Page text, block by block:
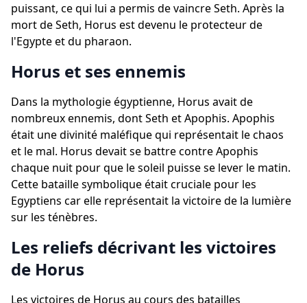
puissant, ce qui lui a permis de vaincre Seth. Après la
mort de Seth, Horus est devenu le protecteur de
l'Egypte et du pharaon.
Horus et ses ennemis
Dans la mythologie égyptienne, Horus avait de
nombreux ennemis, dont Seth et Apophis. Apophis
était une divinité maléfique qui représentait le chaos
et le mal. Horus devait se battre contre Apophis
chaque nuit pour que le soleil puisse se lever le matin.
Cette bataille symbolique était cruciale pour les
Egyptiens car elle représentait la victoire de la lumière
sur les ténèbres.
Les reliefs décrivant les victoires
de Horus
Les victoires de Horus au cours des batailles